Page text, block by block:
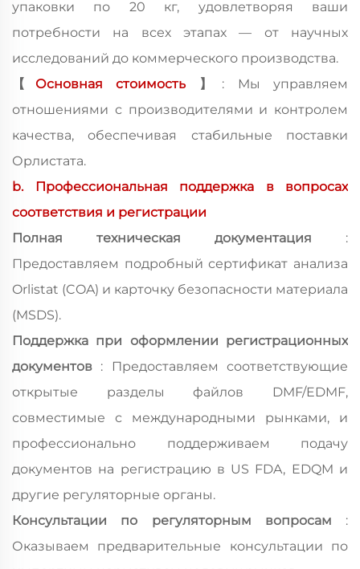
упаковки по 20 кг, удовлетворяя ваши
потребности на всех этапах — от научных
исследований до коммерческого производства.
【 Основная стоимость 】 : Мы управляем
отношениями с производителями и контролем
качества, обеспечивая стабильные поставки
Орлистата.
b. Профессиональная поддержка в вопросах
соответствия и регистрации
Полная техническая документация :
Предоставляем подробный сертификат анализа
Orlistat (COA) и карточку безопасности материала
(MSDS).
Поддержка при оформлении регистрационных
документов : Предоставляем соответствующие
открытые разделы файлов DMF/EDMF,
совместимые с международными рынками, и
профессионально поддерживаем подачу
документов на регистрацию в US FDA, EDQM и
другие регуляторные органы.
Консультации по регуляторным вопросам :
Оказываем предварительные консультации по